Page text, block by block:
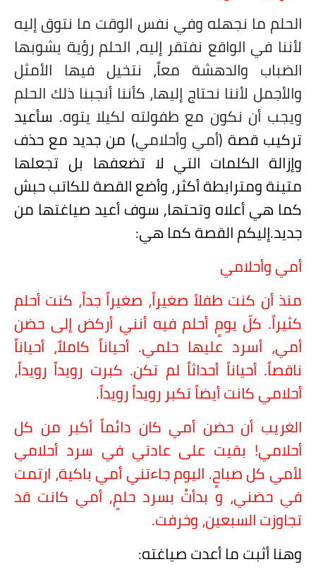
الحلم ما نجهله وفي نفس الوقت ما نتوق إليه
لأننا في الواقع نفتقر إليه, الحلم رؤية يشوبها
الضباب والدهشة معاً، نتخيل فيها الأمثل
والأجمل لأننا نحتاج إليها، كأننا أنجبنا ذلك الحلم
ويجب أن نكون مع طفولته لكيلا يتوه. سأعيد
تركيب قصة (أمي وأحلامي) من جديد مع حذف
وإزالة الكلمات التي لا تضعفها بل تجعلها
متينة ومترابطة أكثر، وأضع القصة للكاتب حبش
كما هي أعلاه وتحتها, سوف أعيد صياغتها من
جديد.إليكم القصة كما هي:
أمي وأحلامي
منذ أن كنت طفلاً صغيراً، صغيراً جداً، كنت أحلم
كثيراً. كلّ يومٍ أحلم فيه أنني أركض إلى حضن
أمي، أسرد عليها حلمي. أحياناً كاملاً، أحياناً
ناقصاً. أحياناً أحداثاً لم تكن. كبرت رويداً رويداً،
أحلامي كانت أيضاً تكبر رويداً رويداً.
الغريب أن حضن أمي كان دائماً أكبر من كل
أحلامي! بقيت على عادتي في سرد أحلامي
لأمي كل صباحٍ. اليوم جاءتني أمي باكية، ارتمت
في حضني، و بدأتْ بسرد حلمٍ, أمي كانت قد
تجاوزت السبعين، وخرفت.
وهنا أثبت ما أعدت صياغته: